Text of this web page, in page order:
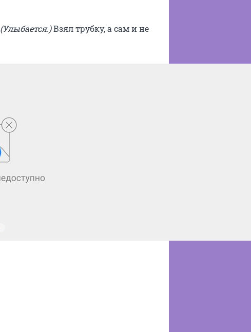
(Улыбается.)Взял трубку, а сам и не